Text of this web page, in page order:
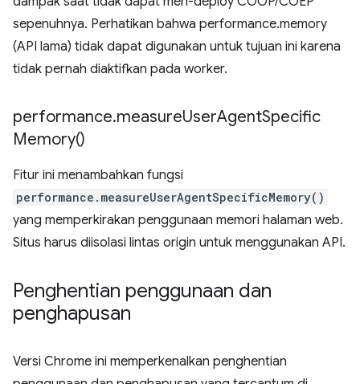
sepenuhnya. Perhatikan bahwa performance.memory
(API lama) tidak dapat digunakan untuk tujuan ini karena
tidak pernah diaktifkan pada worker.
performance.measureUserAgentSpecific
Memory()
Fitur ini menambahkan fungsi
performance.measureUserAgentSpecificMemory()
yang memperkirakan penggunaan memori halaman web.
Situs harus diisolasi lintas origin untuk menggunakan API.
Penghentian penggunaan dan
penghapusan
Versi Chrome ini memperkenalkan penghentian